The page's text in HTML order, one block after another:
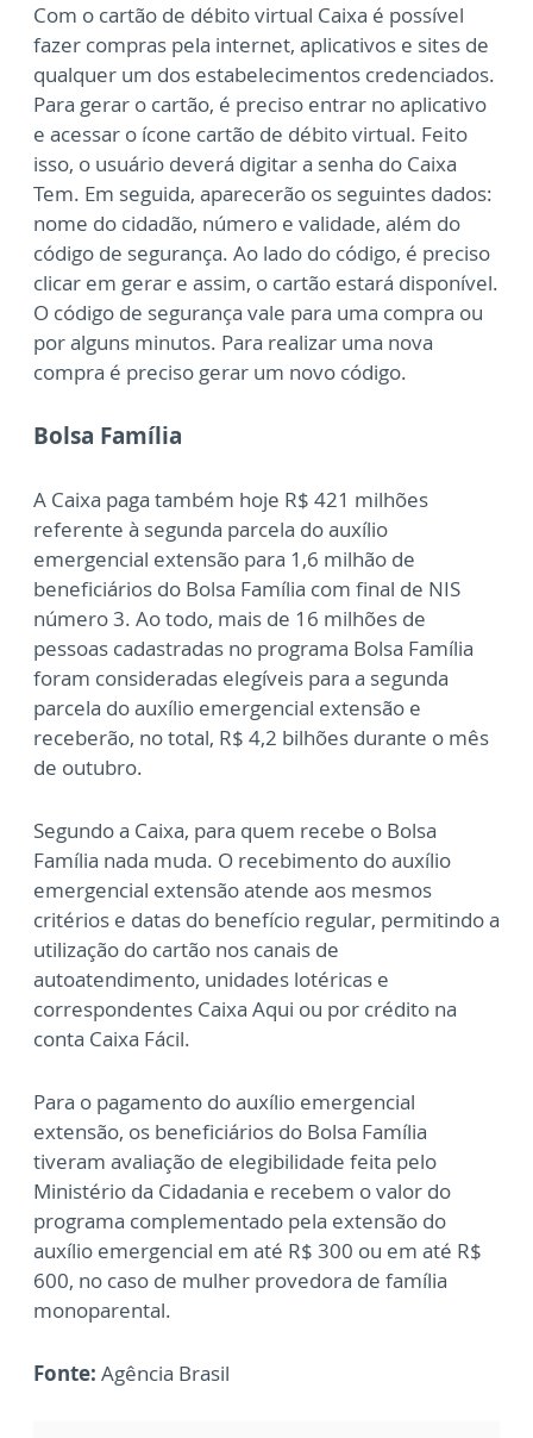
Com o cartão de débito virtual Caixa é possível
fazer compras pela internet, aplicativos e sites de
qualquer um dos estabelecimentos credenciados.
Para gerar o cartão, é preciso entrar no aplicativo
e acessar o ícone cartão de débito virtual. Feito
isso, o usuário deverá digitar a senha do Caixa
Tem. Em seguida, aparecerão os seguintes dados:
nome do cidadão, número e validade, além do
código de segurança. Ao lado do código, é preciso
clicar em gerar e assim, o cartão estará disponível.
O código de segurança vale para uma compra ou
por alguns minutos. Para realizar uma nova
compra é preciso gerar um novo código.
Bolsa Família
A Caixa paga também hoje R$ 421 milhões
referente à segunda parcela do auxílio
emergencial extensão para 1,6 milhão de
beneficiários do Bolsa Família com final de NIS
número 3. Ao todo, mais de 16 milhões de
pessoas cadastradas no programa Bolsa Família
foram consideradas elegíveis para a segunda
parcela do auxílio emergencial extensão e
receberão, no total, R$ 4,2 bilhões durante o mês
de outubro.
Segundo a Caixa, para quem recebe o Bolsa
Família nada muda. O recebimento do auxílio
emergencial extensão atende aos mesmos
critérios e datas do benefício regular, permitindo a
utilização do cartão nos canais de
autoatendimento, unidades lotéricas e
correspondentes Caixa Aqui ou por crédito na
conta Caixa Fácil.
Para o pagamento do auxílio emergencial
extensão, os beneficiários do Bolsa Família
tiveram avaliação de elegibilidade feita pelo
Ministério da Cidadania e recebem o valor do
programa complementado pela extensão do
auxílio emergencial em até R$ 300 ou em até R$
600, no caso de mulher provedora de família
monoparental.
Fonte: Agência Brasil